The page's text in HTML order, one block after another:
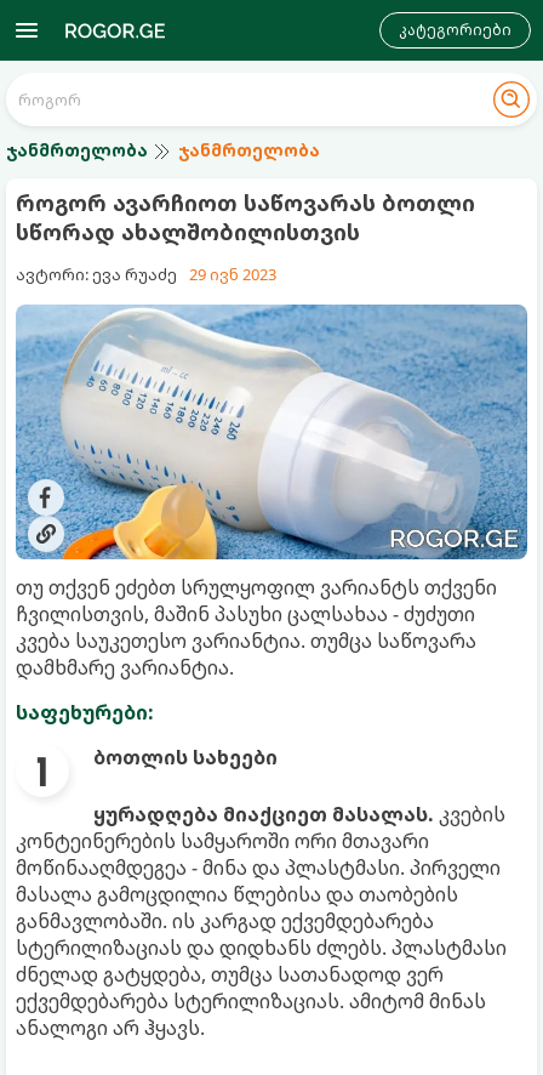
კატეგორიები
ჯანმრთელობა ჯანმრთელობა
როგორ ავარჩიოთ საწოვარას ბოთლი
სწორად ახალშობილისთვის
ავტორი: ევა რუაძე 29 ივნ 2023
თუ თქვენ ეძებთ სრულყოფილ ვარიანტს თქვენი
ჩვილისთვის, მაშინ პასუხი ცალსახაა - ძუძუთი
კვება საუკეთესო ვარიანტია. თუმცა საწოვარა
დამხმარე ვარიანტია.
საფეხურები:
ბოთლის სახეები
ყურადღება მიაქციეთ მასალას. კვების
კონტეინერების სამყაროში ორი მთავარი
მოწინააღმდეგეა - მინა და პლასტმასი. პირველი
მასალა გამოცდილია წლებისა და თაობების
განმავლობაში. ის კარგად ექვემდებარება
სტერილიზაციას და დიდხანს ძლებს. პლასტმასი
ძნელად გატყდება, თუმცა სათანადოდ ვერ
ექვემდებარება სტერილიზაციას. ამიტომ მინას
ანალოგი არ ჰყავს.